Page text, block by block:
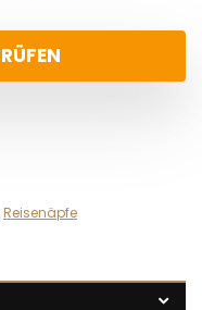
Reisenäpfe